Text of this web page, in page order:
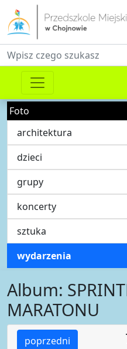
Fraza do wyszukiwania
Foto
architektura
dzieci
grupy
koncerty
sztuka
wydarzenia
Album:
MARATONU
poprzedni